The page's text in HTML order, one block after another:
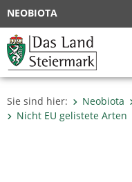
NEOBIOTA
Sie sind hier: Neobiota
Nicht EU gelistete Arten